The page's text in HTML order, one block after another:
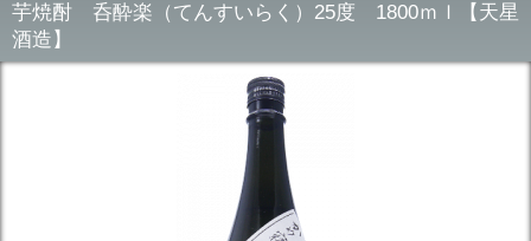
芋焼酎 呑酔楽（てんすいらく）25度 1800ｍｌ【天星
酒造】